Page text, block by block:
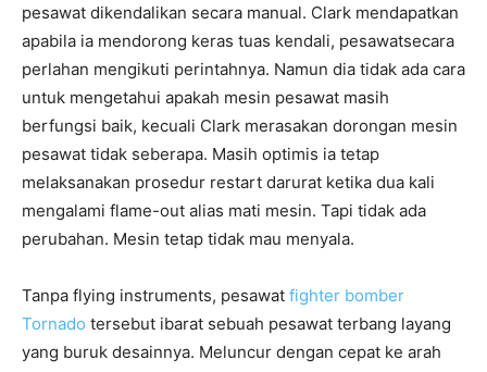
pesawat dikendalikan secara manual. Clark mendapatkan
apabila ia mendorong keras tuas kendali, pesawatsecara
perlahan mengikuti perintahnya. Namun dia tidak ada cara
untuk mengetahui apakah mesin pesawat masih
berfungsi baik, kecuali Clark merasakan dorongan mesin
pesawat tidak seberapa. Masih optimis ia tetap
melaksanakan prosedur restart darurat ketika dua kali
mengalami flame-out alias mati mesin. Tapi tidak ada
perubahan. Mesin tetap tidak mau menyala.
Tanpa flying instruments, pesawat fighter bomber
Tornado tersebut ibarat sebuah pesawat terbang layang
yang buruk desainnya. Meluncur dengan cepat ke arah